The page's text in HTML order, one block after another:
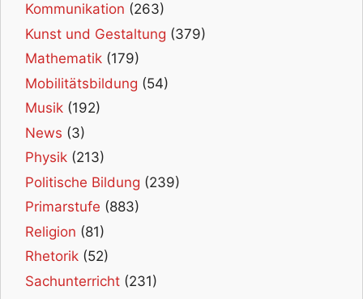
Kommunikation (263)
Kunst und Gestaltung (379)
Mathematik (179)
Mobilitätsbildung (54)
Musik (192)
News (3)
Physik (213)
Politische Bildung (239)
Primarstufe (883)
Religion (81)
Rhetorik (52)
Sachunterricht (231)